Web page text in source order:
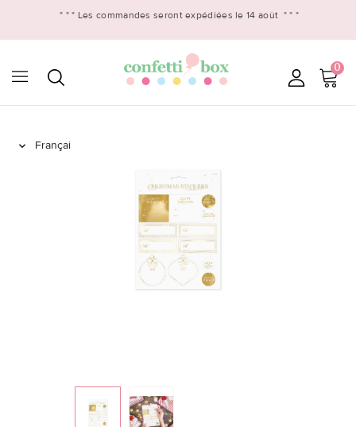
* * * Les commandes seront expédiées le 14 août * * *
0
